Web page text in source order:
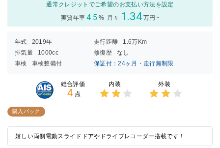
通常クレジットでご希望のお支払い方法を設定
実質年率 4.5 % 月々 1.34 万円~
年式 2019年 走行距離
1.6万Km
排気量
1000cc 修復歴
なし
車検
車検整備付 保証付：24ヶ月・走行無制限
総合評価
4 点
内装 外装
購入パック
嬉しい両側電動スライドドアやドライブレコーダー搭載です！